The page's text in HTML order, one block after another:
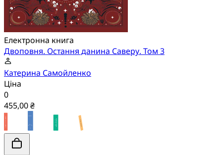
Електронна книга
Двоповня. Остання данина Саверу. Том 3
Катерина Самойленко
Ціна
0
455,00 ₴